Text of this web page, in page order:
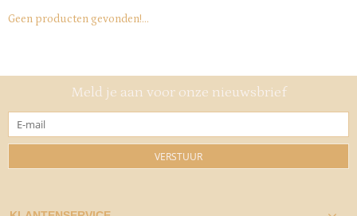
Geen producten gevonden!...
Meld je aan voor onze nieuwsbrief
VERSTUUR